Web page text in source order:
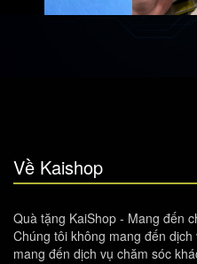
Về Kaishop
Quà tặng KaiShop - Mang đến
Chúng tôi không mang đến
mang đến dịch vụ chăm sóc